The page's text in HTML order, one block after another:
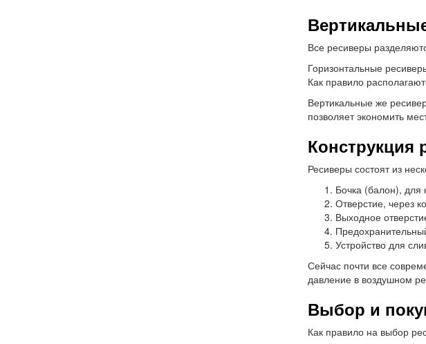
Все ресиверы
Горизонтальные
Как правило
Вертикальные же
позволяет экономить
Конструкция
Ресиверы состоят из
Бочка (балон), для
Отверстие, через
Выходное
Устройство для
Сейчас почти все
давление в воздушном
Выбор и
Как правило на выбор